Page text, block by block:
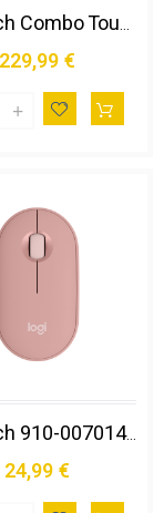
Logitech Combo Touch Custodia con Tastiera per Ipad Air (4. Gen - 2020) - Tastiera Retroilluminata Rimovibile, Trackpad Click-anywhere, Smart Connector - Grigio.
229,99 €
Logitech 910-007014 Mouse Viaggio Ambidestro Rf Senza Fili + Bluetooth Ottico 4000 Dpi
24,99 €